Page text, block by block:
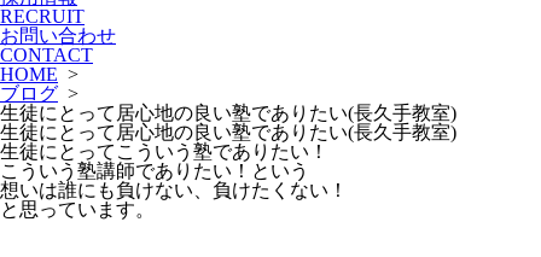
RECRUIT
お問い合わせ
CONTACT
HOME >
ブログ >
生徒にとって居心地の良い塾でありたい(長久手教室)
生徒にとって居心地の良い塾でありたい(長久手教室)
生徒にとってこういう塾でありたい！
こういう塾講師でありたい！という
想いは誰にも負けない、負けたくない！
と思っています。